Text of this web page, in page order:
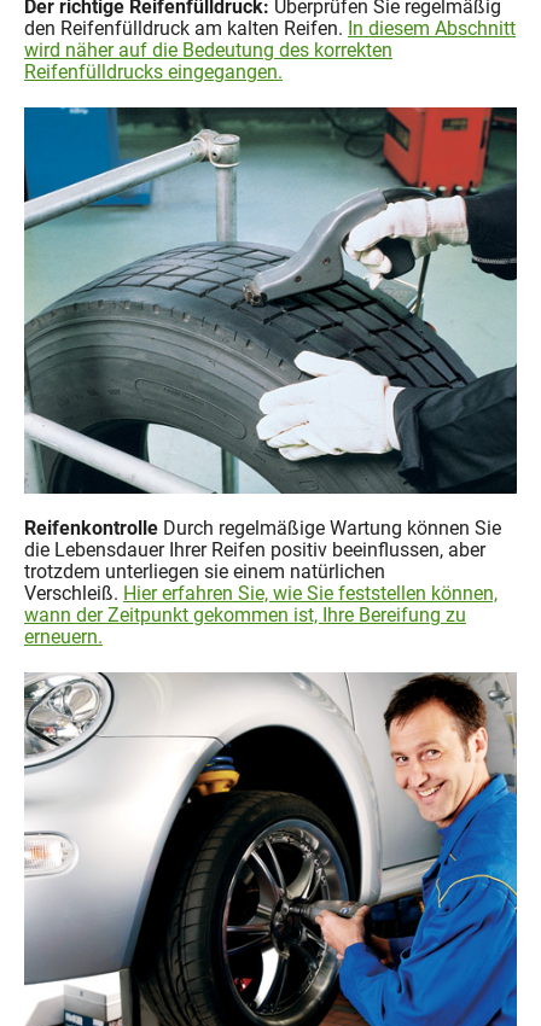
Der richtige Reifenfülldruck: Überprüfen Sie regelmäßig
den Reifenfülldruck am kalten Reifen. In diesem Abschnitt
wird näher auf die Bedeutung des korrekten
Reifenfülldrucks eingegangen.
Reifenkontrolle Durch regelmäßige Wartung können Sie
die Lebensdauer Ihrer Reifen positiv beeinflussen, aber
trotzdem unterliegen sie einem natürlichen
Verschleiß. Hier erfahren Sie, wie Sie feststellen können,
wann der Zeitpunkt gekommen ist, Ihre Bereifung zu
erneuern.